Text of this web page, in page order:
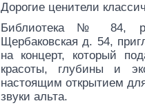
Дорогие ценители
Библиотека № 84,
Щербаковская д. 54,
на концерт, который
красоты, глубины и
настоящим открытием
звуки альта.